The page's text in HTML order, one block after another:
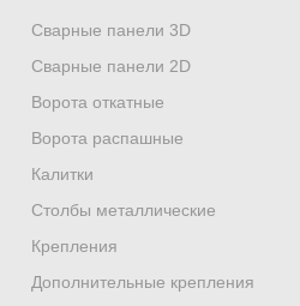
Сварные панели 3D
Сварные панели 2D
Ворота откатные
Ворота распашные
Калитки
Столбы металлические
Крепления
Дополнительные крепления